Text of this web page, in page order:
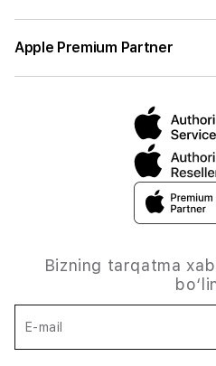
Apple Premium Partner
Bizning tarqatma
E-mail